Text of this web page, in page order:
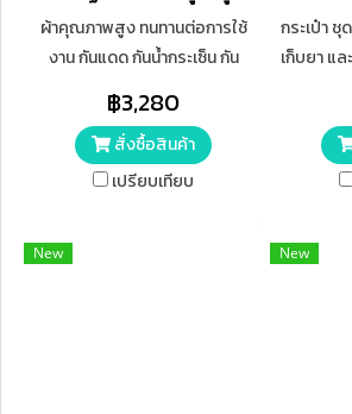
ผ้าคุณภาพสูง ทนทานต่อการใช้
งาน กันแดด กันน้ำกระเซ็น กัน
เครื่องหมายกากบาทสีขาวด้านหน้า
เป็นสัญลักษณ์ชุดปฐมพยาบาล
฿3,280
สั่งซื้อสินค้า
เปรียบเทียบ
กระเป๋า
เก็บยา แ
ข้างผ้า
ระเบียบ
New New